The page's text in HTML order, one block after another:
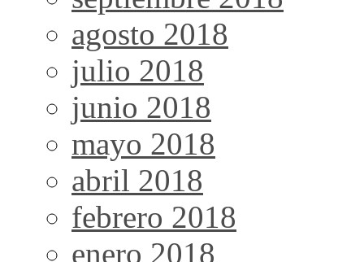
agosto 2018
julio 2018
junio 2018
mayo 2018
abril 2018
febrero 2018
enero 2018